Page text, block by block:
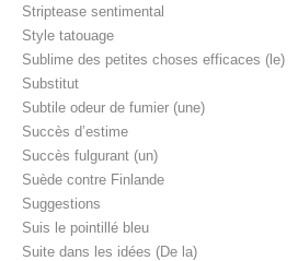
Striptease sentimental
Style tatouage
Sublime des petites choses efficaces (le)
Substitut
Subtile odeur de fumier (une)
Succès d’estime
Succès fulgurant (un)
Suède contre Finlande
Suggestions
Suis le pointillé bleu
Suite dans les idées (De la)